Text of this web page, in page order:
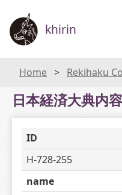
khirin
Home Rekihaku Collection
日本経済大典内
ID
H-728-255
name